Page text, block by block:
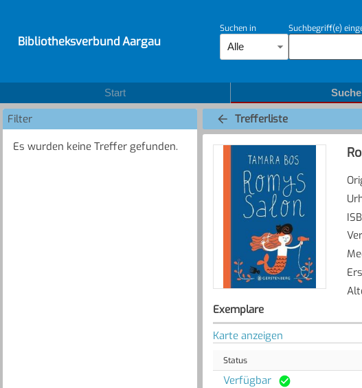
Bibliotheksverbund Aargau
Suchen in
Alle
Suchbegriff(e)
Start Suche
Filter
Es wurden keine Treffer gefunden.
Trefferliste
Exemplare
Karte anzeigen
Status
Verfügbar